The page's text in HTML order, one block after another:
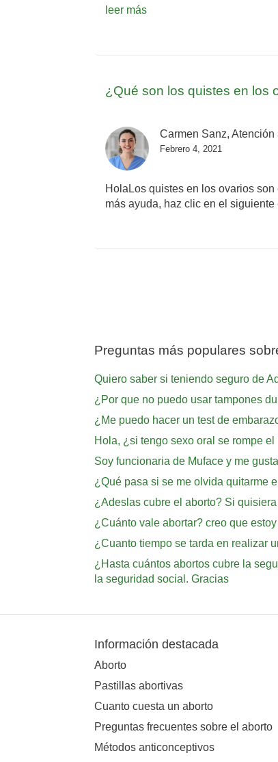
leer más
¿Qué son los quistes en los
Carmen Sanz, Atención
Febrero 4, 2021
HolaLos quistes en los ovarios
más ayuda, haz clic en el siguiente
Preguntas más populares
Quiero saber si teniendo seguro de
¿Por que no puedo usar tampones
¿Me puedo hacer un test de
Hola, ¿si tengo sexo oral se rompe el
Soy funcionaria de Muface y me
¿Qué pasa si se me olvida quitarme
¿Adeslas cubre el aborto? Si
¿Cuánto vale abortar? creo que
¿Cuanto tiempo se tarda en realizar
¿Hasta cuántos abortos cubre la
la seguridad social. Gracias
Información destacada
Aborto
Pastillas abortivas
Cuanto cuesta un aborto
Preguntas frecuentes sobre el aborto
Métodos anticonceptivos